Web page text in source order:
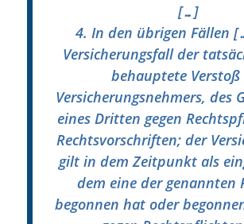
[…]
4. In den übrigen Fällen
Versicherungsfall der
behauptete Verstoß
Versicherungsnehmers, des
eines Dritten gegen
Rechtsvorschriften; der
gilt in dem Zeitpunkt als
dem eine der genannten
begonnen hat oder